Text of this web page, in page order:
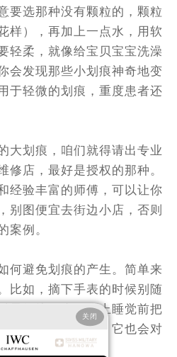
要选那种没有颗粒的，颗粒
样），再加上一点水，用软
轻柔，就像给宝贝宝宝洗澡
会发现那些小划痕神奇地变
于轻微的划痕，重度患者还
划痕，咱们就得请出专业
修店，最好是授权的那种。
经验丰富的师傅，可以让你
别图便宜去街边小店，否则
案例。
避免划痕的产生。简单来
比如，摘下手表的时候别随
最好摘下来；晚上睡觉前把
，对它好一点，它也会对
关闭